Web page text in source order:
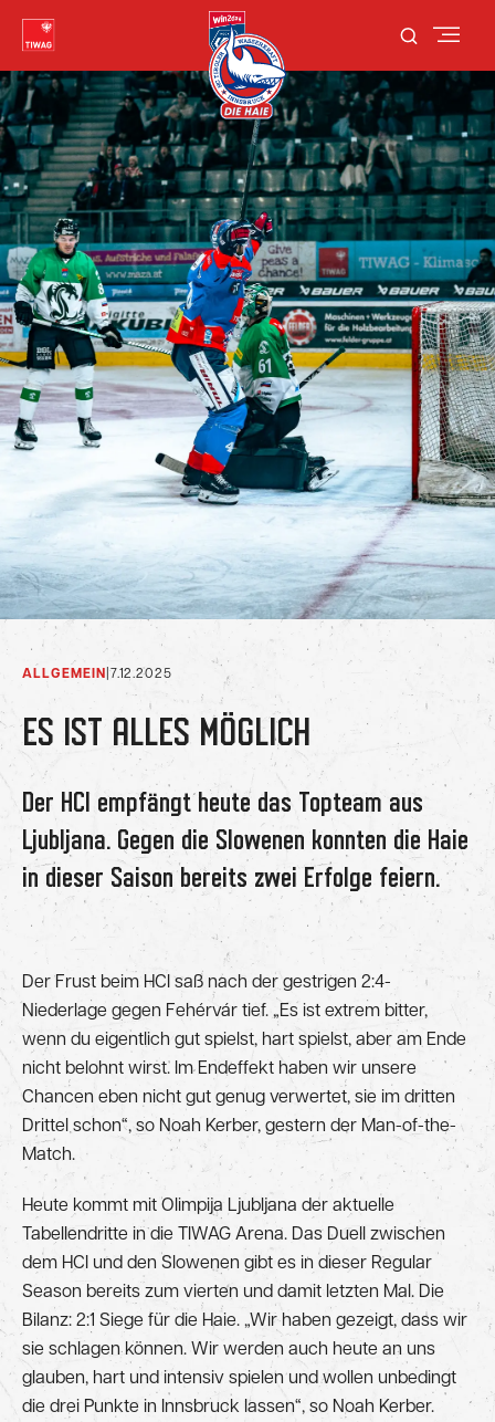
ALLGEMEIN |7.12.2025
ES IST ALLES MÖGLICH
Der HCI empfängt heute das Topteam aus
Ljubljana. Gegen die Slowenen konnten die Haie
in dieser Saison bereits zwei Erfolge feiern.
Der Frust beim HCI saß nach der gestrigen 2:4-
Niederlage gegen Fehérvár tief. „Es ist extrem bitter,
wenn du eigentlich gut spielst, hart spielst, aber am Ende
nicht belohnt wirst. Im Endeffekt haben wir unsere
Chancen eben nicht gut genug verwertet, sie im dritten
Drittel schon“, so Noah Kerber, gestern der Man-of-the-
Match.
Heute kommt mit Olimpija Ljubljana der aktuelle
Tabellendritte in die TIWAG Arena. Das Duell zwischen
dem HCI und den Slowenen gibt es in dieser Regular
Season bereits zum vierten und damit letzten Mal. Die
Bilanz: 2:1 Siege für die Haie. „Wir haben gezeigt, dass wir
sie schlagen können. Wir werden auch heute an uns
glauben, hart und intensiv spielen und wollen unbedingt
die drei Punkte in Innsbruck lassen“, so Noah Kerber.